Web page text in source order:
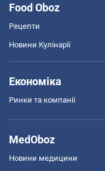
Food Oboz
Рецепти
Новини Кулінарії
Економіка
Ринки та компанії
MedOboz
Новини медицини